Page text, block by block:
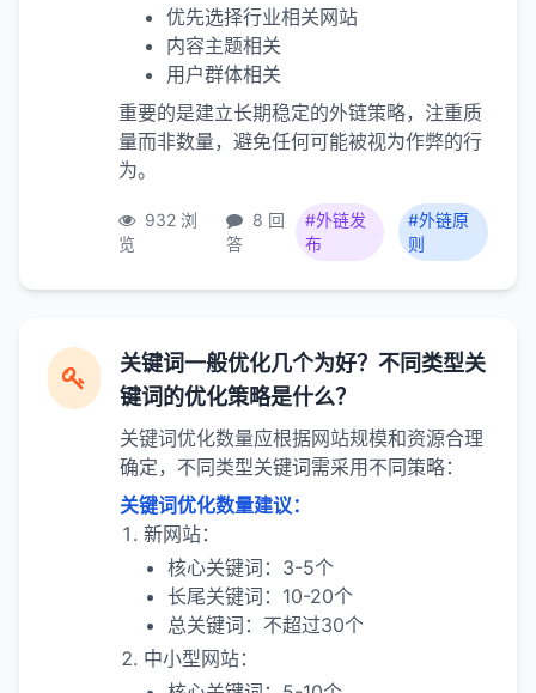
优先选择行业相关网站
内容主题相关
用户群体相关
重要的是建立长期稳定的外链策略，注重质
量而非数量，避免任何可能被视为作弊的行
为。
932 浏
览
8 回
答
#外链发
布
#外链原
则
关键词一般优化几个为好？不同类型关
键词的优化策略是什么？
关键词优化数量应根据网站规模和资源合理
确定，不同类型关键词需采用不同策略：
关键词优化数量建议：
新网站：
核心关键词：3-5个
长尾关键词：10-20个
总关键词：不超过30个
中小型网站：